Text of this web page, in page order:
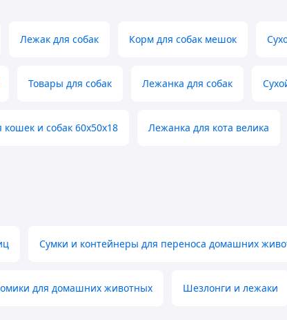
Лежак для собак Корм для собак мешок
Товары для собак Лежанка для собак
и собак 60х50х18 Лежанка для кота велика
Сумки и контейнеры для переноса домашних
для домашних животных Шезлонги и лежаки